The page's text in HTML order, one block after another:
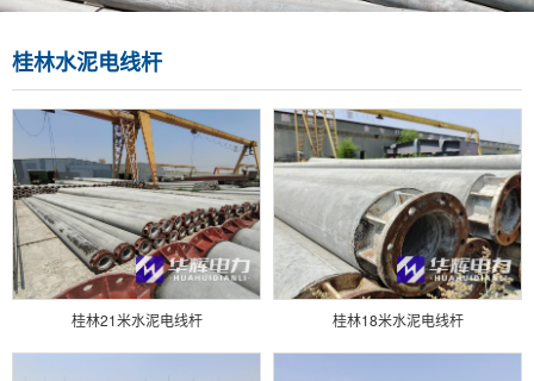
桂林水泥电线杆
桂林21米水泥电线杆 桂林18米水泥电线杆